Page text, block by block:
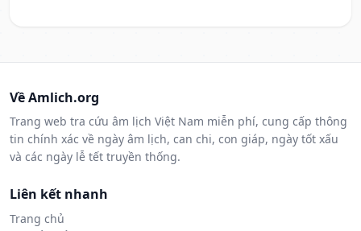
Về Amlich.org
Trang web tra cứu âm lịch Việt Nam miễn phí, cung cấp thông
tin chính xác về ngày âm lịch, can chi, con giáp, ngày tốt xấu
và các ngày lễ tết truyền thống.
Liên kết nhanh
Trang chủ